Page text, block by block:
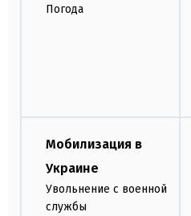
Погода
Мобилизация в
Украине
Увольнение с военной
службы